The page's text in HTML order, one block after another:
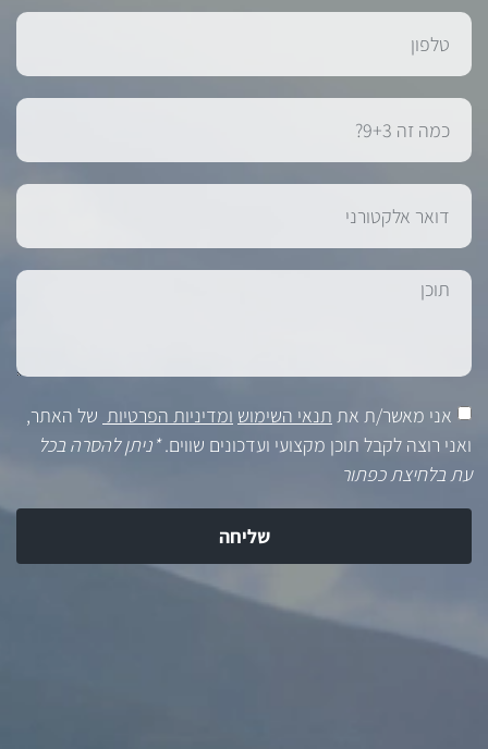
אני מאשר/ת את תנאי השימוש ומדיניות הפרטיות של האתר,
ואני רוצה לקבל תוכן מקצועי ועדכונים שווים.*ניתן להסרה בכל
עת בלחיצת כפתור
שליחה